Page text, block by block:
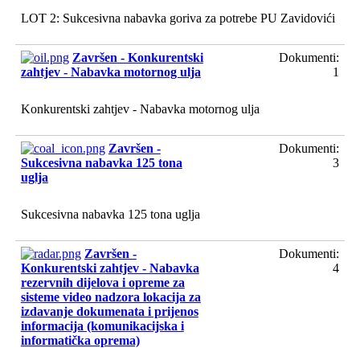
LOT 2: Sukcesivna nabavka goriva za potrebe PU Zavidovići
Završen - Konkurentski
zahtjev - Nabavka motornog ulja
Dokumenti:
1
Konkurentski zahtjev - Nabavka motornog ulja
Završen -
Sukcesivna nabavka 125 tona
uglja
Dokumenti:
3
Sukcesivna nabavka 125 tona uglja
Završen -
Konkurentski zahtjev - Nabavka
rezervnih dijelova i opreme za
sisteme video nadzora lokacija za
izdavanje dokumenata i prijenos
informacija (komunikacijska i
informatička oprema)
Dokumenti:
4